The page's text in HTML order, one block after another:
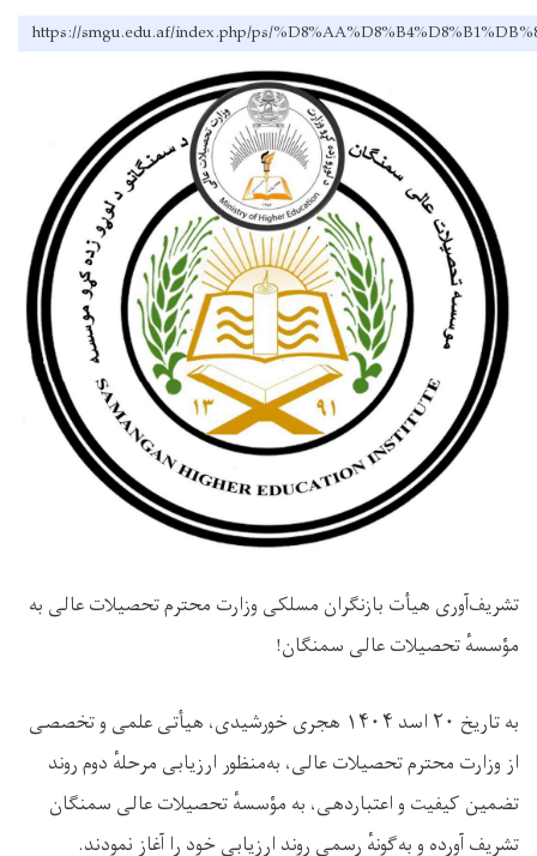
https://smgu.edu.af/index.php/ps/
تشریف‌آوری هیأت بازنگران مسلکی وزارت محترم تحصیلات عالی به
مؤسسهٔ تحصیلات عالی سمنگان!
به تاریخ ۲۰ اسد ۱۴۰۴ هجری خورشیدی، هیأتی علمی و تخصصی
از وزارت محترم تحصیلات عالی، به‌منظور ارزیابی مرحلهٔ دوم روند
تضمین کیفیت و اعتباردهی، به مؤسسهٔ تحصیلات عالی سمنگان
تشریف آورده و به‌گونهٔ رسمی روند ارزیابی خود را آغاز نمودند.